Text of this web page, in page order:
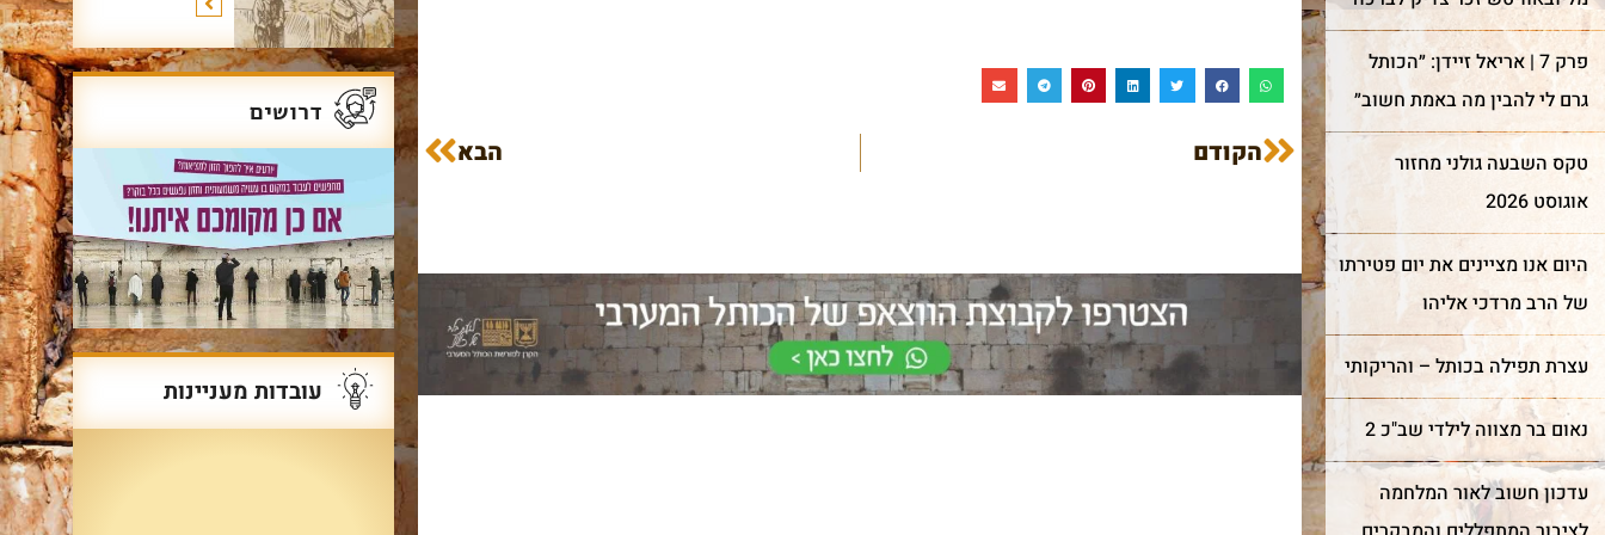
פרק 7 | אריאל זיידן: ״הכותל
גרם לי להבין מה באמת חשוב״
טקס השבעה גולני מחזור
אוגוסט 2026
היום אנו מציינים את יום פטירתו
של הרב מרדכי אליהו
עצרת תפילה בכותל – והריקותי
נאום בר מצווה לילדי שב"כ 2
עדכון חשוב לאור המלחמה
הקודם הבא
דרושים
עובדות מעניינות